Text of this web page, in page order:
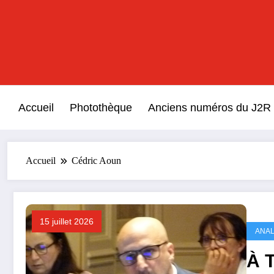
Accueil Photothèque Anciens numéros du J2R
Accueil Cédric Aoun
15 juillet 2026
À